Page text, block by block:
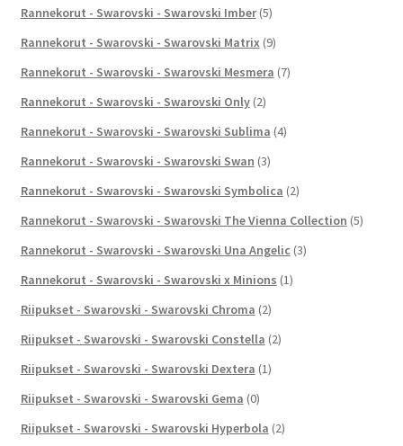
Rannekorut - Swarovski - Swarovski Imber (5)
Rannekorut - Swarovski - Swarovski Matrix (9)
Rannekorut - Swarovski - Swarovski Mesmera (7)
Rannekorut - Swarovski - Swarovski Only (2)
Rannekorut - Swarovski - Swarovski Sublima (4)
Rannekorut - Swarovski - Swarovski Swan (3)
Rannekorut - Swarovski - Swarovski Symbolica (2)
Rannekorut - Swarovski - Swarovski The Vienna Collection (5)
Rannekorut - Swarovski - Swarovski Una Angelic (3)
Rannekorut - Swarovski - Swarovski x Minions (1)
Riipukset - Swarovski - Swarovski Chroma (2)
Riipukset - Swarovski - Swarovski Constella (2)
Riipukset - Swarovski - Swarovski Dextera (1)
Riipukset - Swarovski - Swarovski Gema (0)
Riipukset - Swarovski - Swarovski Hyperbola (2)